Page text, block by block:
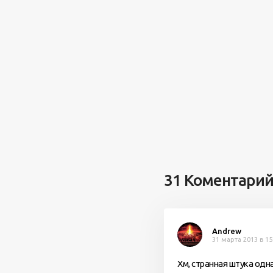
31 Коментарий
Andrew
31 марта 2013 в
Хм, странная штука